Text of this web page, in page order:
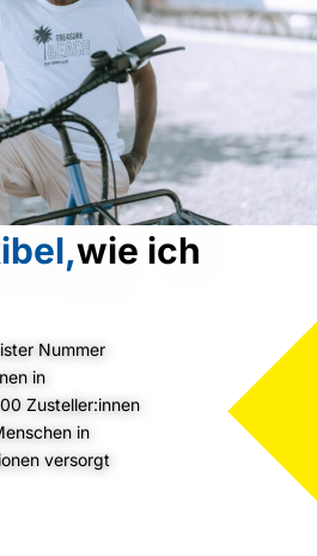
wie ich
Nummer
in
Zusteller:innen
in
versorgt